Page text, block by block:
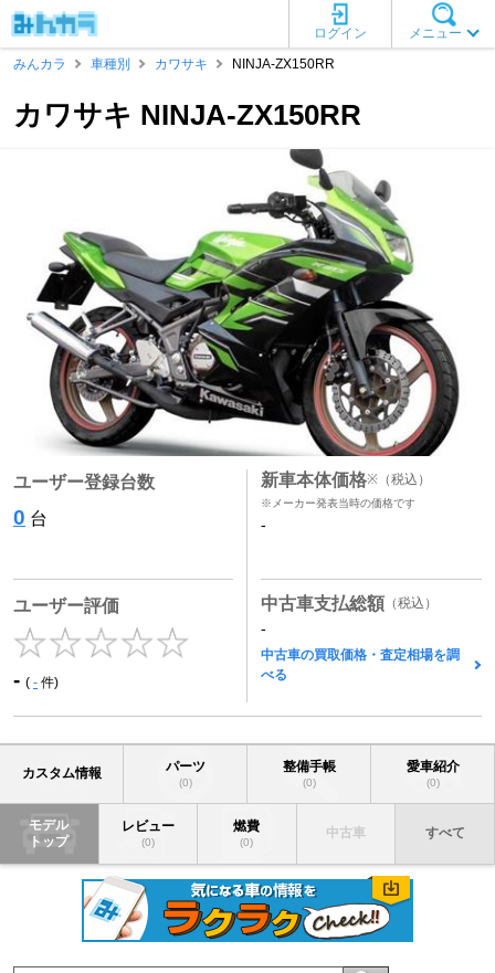
メニュー
ログイン
みんカラ
車種別 カワサキ NINJA-ZX150RR
カワサキ NINJA-ZX150RR
ユーザー登録台数
0 台
ユーザー評価
- ( - 件)
新車本体価格※ （税込）
※メーカー発表当時の価格です
-
中古車支払総額 （税込）
-
中古車の買取価格・査定相場を調
べる
カスタム情報 パーツ
(0)
整備手帳
(0)
愛車紹介
(0)
モデル
トップ
レビュー
(0)
燃費
(0)
中古車 すべて